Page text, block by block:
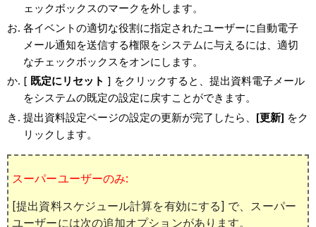
ェックボックスのマークを外します。
各イベントの適切な役割に指定されたユーザーに自動電子
メール通知を送信する権限をシステムに与えるには、適切
なチェックボックスをオンにします。
[ 既定にリセット ] をクリックすると、提出資料電子メール
をシステムの既定の設定に戻すことができます。
提出資料設定ページの設定の更新が完了したら、 [更新] をク
リックします。
スーパーユーザーのみ:
[提出資料スケジュール計算を有効にする] で、スーパー
ユーザーには次の追加オプションがあります。